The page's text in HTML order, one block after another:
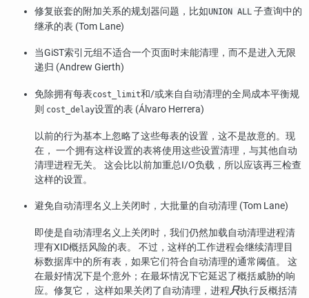
修复嵌套的附加关系的规划器问题，比如UNION ALL 子查询中的
继承的表 (Tom Lane)
当GiST索引元组不适合一个页面时未能清理，而不是进入无限
递归 (Andrew Gierth)
免除拥有每表cost_limit和/或来自自动清理的全局成本平衡规
则 cost_delay设置的表 (Álvaro Herrera)
以前的行为基本上忽略了这些每表的设置，这不是故意的。现
在， 一个拥有这样设置的表将使用这些设置清理，与其他自动
清理进程无关。 这会比以前加重总I/O负载，所以应该再三检查
这样的设置。
避免自动清理名义上关闭时，大批量的自动清理 (Tom Lane)
即使是自动清理名义上关闭时，我们仍然加载自动清理进程清
理有XID概括风险的表。 不过，这样的工作进程会继续清理目
标数据库中的所有表，如果它们符合自动清理的通常阈值。 这
在最好情况下是个意外；在最坏情况下它延迟了概括威胁的响
应。修复它， 这样如果关闭了自动清理，进程只执行反概括清